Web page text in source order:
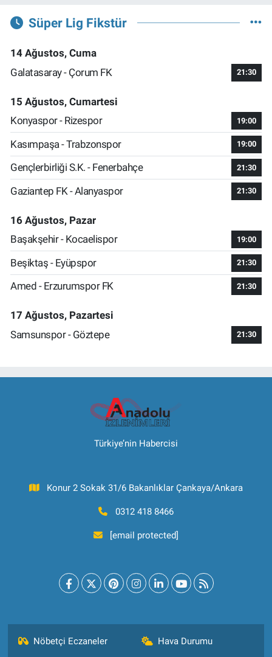
Süper Lig Fikstür
14 Ağustos, Cuma
Galatasaray - Çorum FK
21:30
15 Ağustos, Cumartesi
Konyaspor - Rizespor
19:00
Kasımpaşa - Trabzonspor 19:00
Gençlerbirliği S.K. - Fenerbahçe 21:30
Gaziantep FK - Alanyaspor 21:30
16 Ağustos, Pazar
Başakşehir - Kocaelispor
19:00
Beşiktaş - Eyüpspor 21:30
Amed - Erzurumspor FK 21:30
17 Ağustos, Pazartesi
Samsunspor - Göztepe
21:30
Türkiye’nin Habercisi
Konur 2 Sokak 31/6 Bakanlıklar Çankaya/Ankara
0312 418 8466
[email protected]
Nöbetçi Eczaneler Hava Durumu